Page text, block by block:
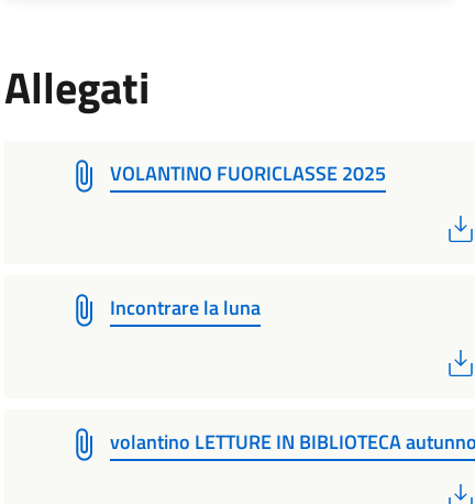
Allegati
VOLANTINO FUORICLASSE 2025
Incontrare la luna
volantino LETTURE IN BIBLIOTECA